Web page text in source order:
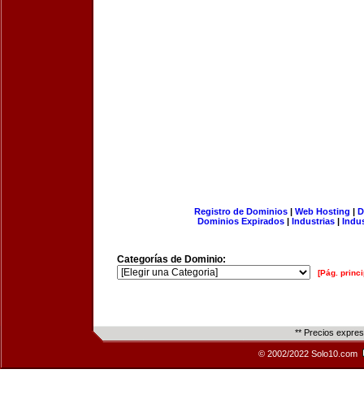
Registro de Dominios| Web Hosting |
Dominios Expirados | Industrias |
Categorías de Dominio:
[Pág.
** Precios
© 2002/2022 Solo10.com